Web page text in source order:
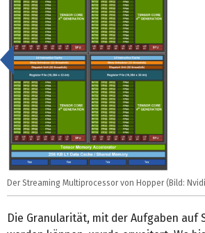
Der Streaming Multiprocessor von Hopper (Bild:
<
Die Granularität, mit der Aufgaben auf